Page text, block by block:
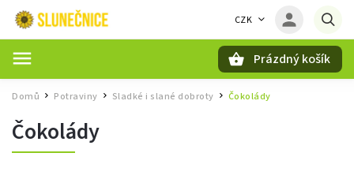
CZK
Prázdný košík
Domů / Potraviny Sladké i slané dobroty Čokolády
Čokolády